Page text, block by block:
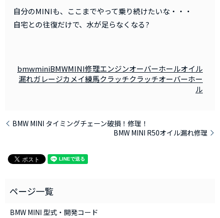
自分のMINIも、ここまでやって乗り続けたいな・・・
自宅との往復だけで、水が足らなくなる?
bmwminiBMWMINI修理エンジンオーバーホールオイル
漏れガレージカメイ練馬クラッチクラッチオーバーホー
ル
BMW MINI タイミングチェーン破損！修理！
BMW MINI R50オイル漏れ修理
BMW MINI 型式・開発コード